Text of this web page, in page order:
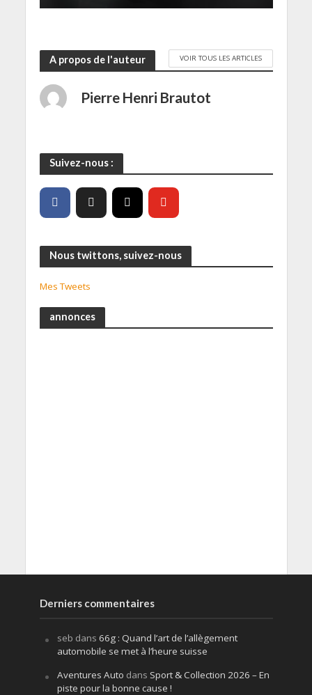
A propos de l'auteur VOIR TOUS LES ARTICLES
Pierre Henri Brautot
Suivez-nous :
Nous twittons, suivez-nous
Mes Tweets
annonces
Derniers commentaires
seb dans 66g : Quand l’art de l’allègement
automobile se met à l’heure suisse
Aventures Auto dans Sport & Collection 2026 – En
piste pour la bonne cause !